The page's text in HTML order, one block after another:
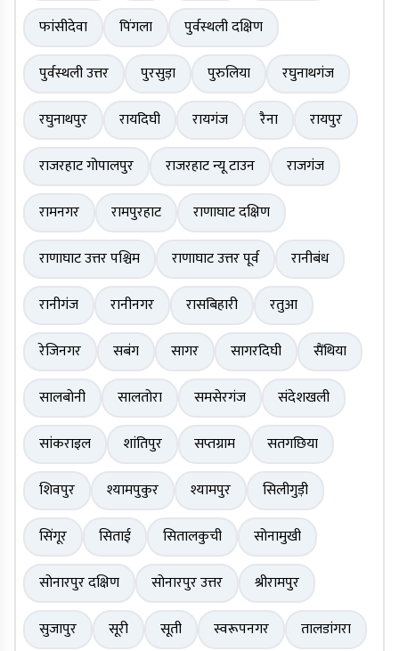
फांसीदेवा पिंगला
पुर्वस्थली दक्षिण
पुर्वस्थली उत्तर
पुरसुड़ा पुरुलिया
रघुनाथगंज
रघुनाथपुर
रायदिघी रायगंज रैना
रायपुर
राजरहाट गोपालपुर
राजरहाट न्यू टाउन
राजगंज
रामनगर
रामपुरहाट
राणाघाट दक्षिण
राणाघाट उत्तर पश्चिम
राणाघाट उत्तर पूर्व
रानीबंध
रानीगंज
रानीनगर रासबिहारी
रतुआ
रेजिनगर
सबंग सागर सागरदिघी
सैंथिया
सालबोनी
सालतोरा समसेरगंज
संदेशखली
सांकराइल
शांतिपुर सप्तग्राम
सतगछिया
शिवपुर
श्यामपुकुर श्यामपुर
सिलीगुड़ी
सिंगूर
सिताई सितालकुची
सोनामुखी
सोनारपुर दक्षिण
सोनारपुर उत्तर
श्रीरामपुर
सुजापुर
सूरी सूती स्वरूपनगर
तालडांगरा